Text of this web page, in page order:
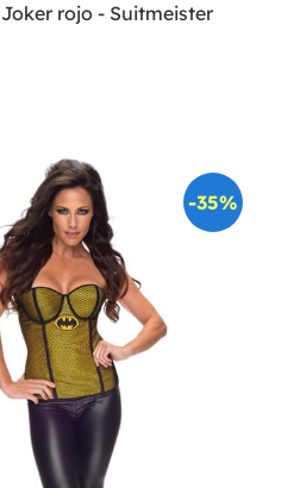
rojo - Suitmeister
-35%